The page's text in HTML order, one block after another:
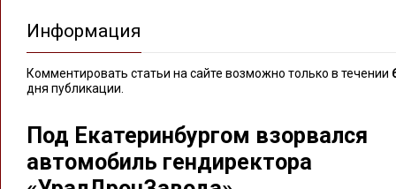
Информация
Комментировать статьи на сайте возможно только в течении
дня публикации.
Под Екатеринбургом взорвался
автомобиль гендиректора